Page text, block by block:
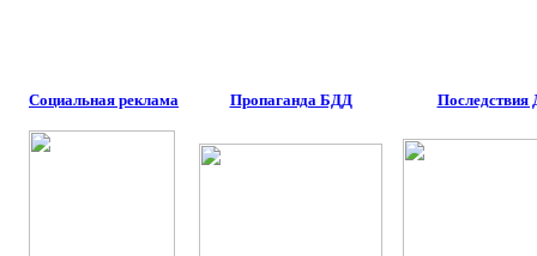
Социальная реклама Пропаганда БДД